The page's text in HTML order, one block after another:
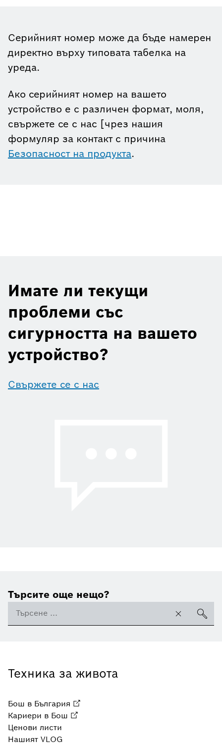
Серийният номер може да бъде намерен
директно върху типовата табелка на
уреда.
Ако серийният номер на вашето
устройство е с различен формат, моля,
свържете се с нас [чрез нашия
формуляр за контакт с причина
Безопасност на продукта.
Имате ли текущи
проблеми със
сигурността на вашето
устройство?
Свържете се с нас
Търсите още нещо?
Техника за живота
Бош в България
Кариери в Бош
Ценови листи
Нашият VLOG